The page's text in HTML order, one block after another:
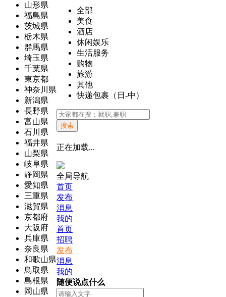
山形県
福島県
茨城県
栃木県
群馬県
埼玉県
千葉県
東京都
神奈川県
新潟県
長野県
富山県
石川県
福井県
山梨県
岐阜県
静岡県
愛知県
三重県
滋賀県
京都府
大阪府
兵庫県
奈良県
和歌山県
鳥取県
島根県
岡山県
全部
美食
酒店
休闲娱乐
生活服务
购物
旅游
其他
快递包裹（日-中）
搜索
正在加载...
全局导航
首页
发布
消息
我的
首页
招聘
发布
消息
我的
随便说点什么